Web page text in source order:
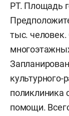
РТ. Площадь
тыс.
культурного-
поликлиника
помощи.